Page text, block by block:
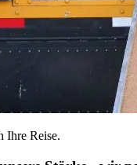
Ihre Reise.